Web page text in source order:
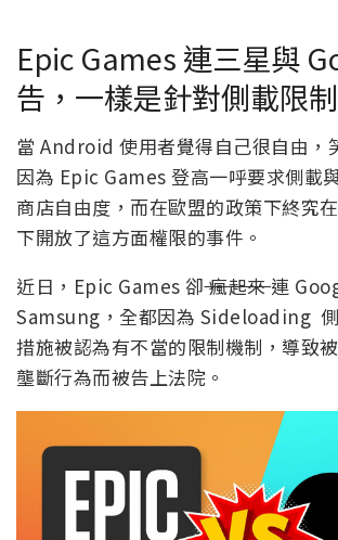
Epic Games 連三星與
告，一樣是針對側載限
當 Android 使用者覺得自己很自由，
因為 Epic Games 登高一呼要求側載
商店自由度，而在歐盟的政策下終究
下開放了這方面權限的事件。
近日，Epic Games 卻瘋起來連
Samsung，全都因為 Sideloading
措施被認為有不當的限制機制，導致
壟斷行為而被告上法院。